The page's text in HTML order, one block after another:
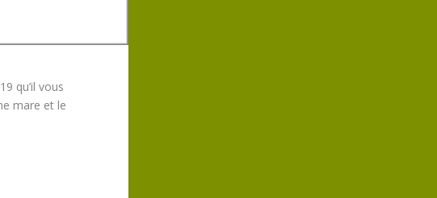
qu’il vous
mare et le